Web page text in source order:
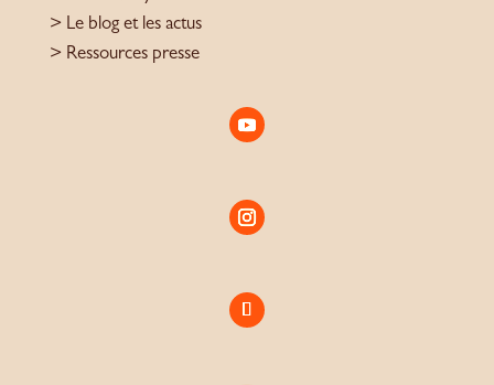
> Le blog et les actus
> Ressources presse